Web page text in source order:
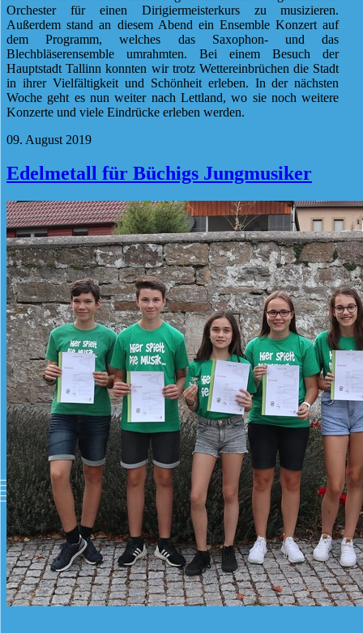
Orchester für einen Dirigiermeisterkurs zu musizieren.
Außerdem stand an diesem Abend ein Ensemble Konzert auf
dem Programm, welches das Saxophon- und das
Blechbläserensemble umrahmten. Bei einem Besuch der
Hauptstadt Tallinn konnten wir trotz Wettereinbrüchen die Stadt
in ihrer Vielfältigkeit und Schönheit erleben. In der nächsten
Woche geht es nun weiter nach Lettland, wo sie noch weitere
Konzerte und viele Eindrücke erleben werden.
09. August 2019
Edelmetall für Büchigs Jungmusiker